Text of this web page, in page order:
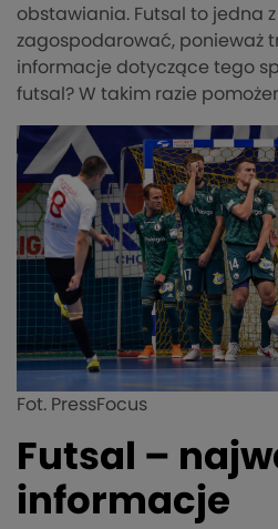
obstawiania. Futsal to jedna
zagospodarować, ponieważ
informacje dotyczące tego
futsal? W takim razie
Fot. PressFocus
Futsal –
informacje